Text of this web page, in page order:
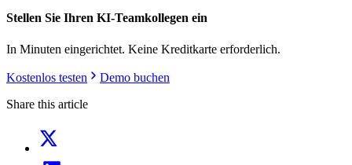
Stellen Sie Ihren KI-Teamkollegen ein
In Minuten eingerichtet. Keine Kreditkarte erforderlich.
Kostenlos testen
Demo buchen
Share this article